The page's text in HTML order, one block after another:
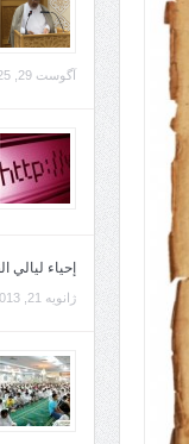
آگوست 29, 2025
إحياء
ژانویه 21, 2013